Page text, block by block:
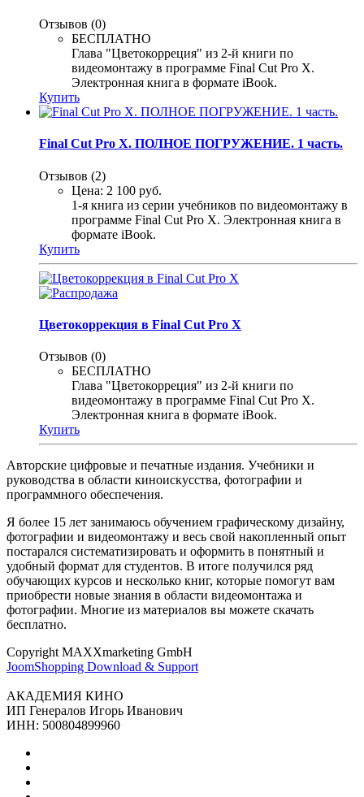
Отзывов (0)
БЕСПЛАТНО
Глава "Цветокорреция" из 2-й книги по
видеомонтажу в программе Final Cut Pro X.
Электронная книга в формате iBook.
Купить
Final Cut Pro X. ПОЛНОЕ ПОГРУЖЕНИЕ. 1 часть.
Отзывов (2)
Цена: 2 100 руб.
1-я книга из серии учебников по видеомонтажу в
программе Final Cut Pro X. Электронная книга в
формате iBook.
Купить
Цветокоррекция в Final Cut Pro X
Отзывов (0)
БЕСПЛАТНО
Глава "Цветокорреция" из 2-й книги по
видеомонтажу в программе Final Cut Pro X.
Электронная книга в формате iBook.
Купить
Авторские цифровые и печатные издания. Учебники и
руководства в области киноискусства, фотографии и
программного обеспечения.
Я более 15 лет занимаюсь обучением графическому дизайну,
фотографии и видеомонтажу и весь свой накопленный опыт
постарался систематизировать и оформить в понятный и
удобный формат для студентов. В итоге получился ряд
обучающих курсов и несколько книг, которые помогут вам
приобрести новые знания в области видеомонтажа и
фотографии. Многие из материалов вы можете скачать
бесплатно.
Copyright MAXXmarketing GmbH
JoomShopping Download & Support
АКАДЕМИЯ КИНО
ИП Генералов Игорь Иванович
ИНН: 500804899960